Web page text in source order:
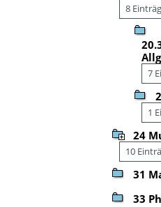
8
7
1
24
10
31
33